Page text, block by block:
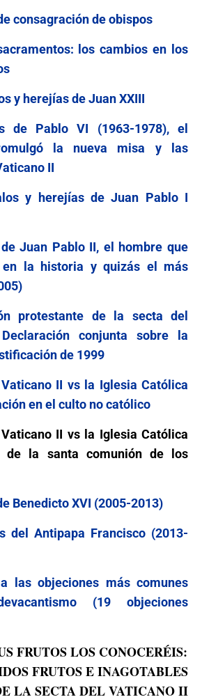
consagración de obispos
los cambios en los
y herejías de Juan XXIII
de Pablo VI (1963-1978), el
la nueva misa y las
II
y herejías de Juan Pablo I
Juan Pablo II, el hombre que
la historia y quizás el más
protestante de la secta del
conjunta sobre la
de 1999
II vs la Iglesia Católica
en el culto no católico
II vs la Iglesia Católica
de la santa comunión de los
Benedicto XVI (2005-2013)
del Antipapa Francisco (2013-
las objeciones más comunes
(19 objeciones
FRUTOS LOS CONOCERÉIS:
FRUTOS E INAGOTABLES
LA SECTA DEL VATICANO II